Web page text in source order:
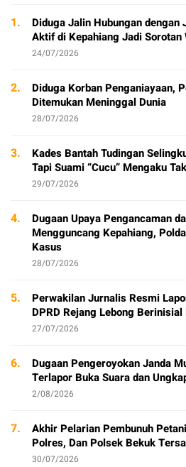
1.
Diduga Jalin Hubungan dengan
Aktif di Kepahiang Jadi Sorotan
24/07/2026
2.
Diduga Korban Penganiayaan,
Ditemukan Meninggal Dunia
28/07/2026
3.
Kades Bantah Tudingan
Tapi Suami “Cucu” Mengaku
29/07/2026
4.
Dugaan Upaya Pengancaman
Mengguncang Kepahiang,
Kasus
28/07/2026
5.
Perwakilan Jurnalis Resmi
DPRD Rejang Lebong
27/07/2026
6.
Dugaan Pengeroyokan Janda
Terlapor Buka Suara dan
2/08/2026
7.
Akhir Pelarian Pembunuh
Polres, Dan Polsek Bekuk
30/07/2026